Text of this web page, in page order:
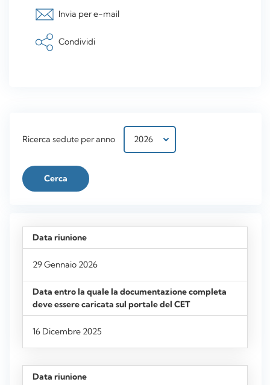
Invia per e-mail
Condividi
Ricerca sedute per anno
29 Gennaio 2026
16 Dicembre 2025